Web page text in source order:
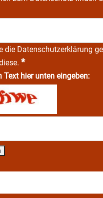
die Datenschutzerklärung
*
Text hier unten eingeben: